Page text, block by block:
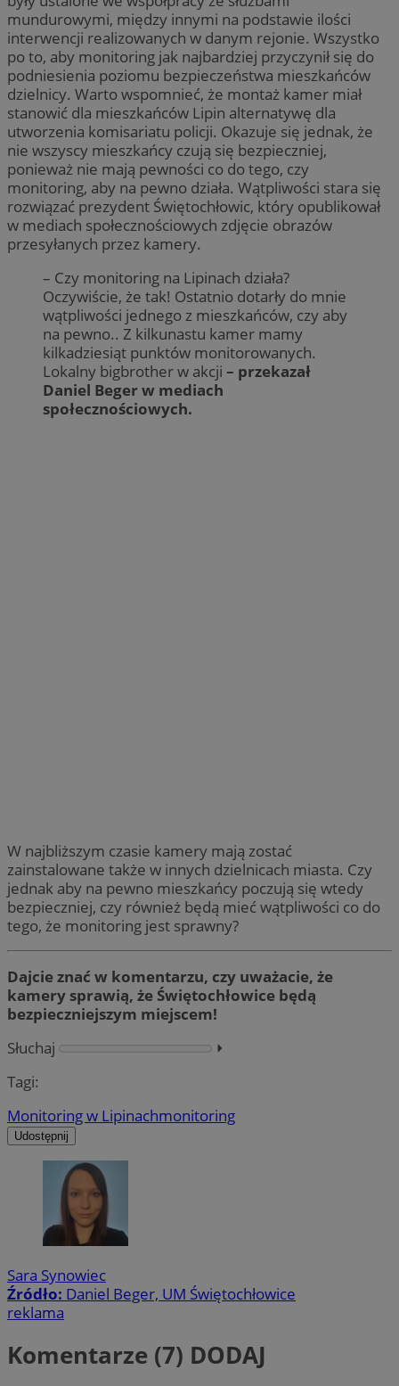
mundurowymi, między innymi na podstawie ilości
interwencji realizowanych w danym rejonie. Wszystko
po to, aby monitoring jak najbardziej przyczynił się do
podniesienia poziomu bezpieczeństwa mieszkańców
dzielnicy. Warto wspomnieć, że montaż kamer miał
stanowić dla mieszkańców Lipin alternatywę dla
utworzenia komisariatu policji. Okazuje się jednak, że
nie wszyscy mieszkańcy czują się bezpieczniej,
ponieważ nie mają pewności co do tego, czy
monitoring, aby na pewno działa. Wątpliwości stara się
rozwiązać prezydent Świętochłowic, który opublikował
w mediach społecznościowych zdjęcie obrazów
przesyłanych przez kamery.
– Czy monitoring na Lipinach działa?
Oczywiście, że tak! Ostatnio dotarły do mnie
wątpliwości jednego z mieszkańców, czy aby
na pewno.. Z kilkunastu kamer mamy
kilkadziesiąt punktów monitorowanych.
Lokalny bigbrother w akcji – przekazał
Daniel Beger w mediach
społecznościowych.
W najbliższym czasie kamery mają zostać
zainstalowane także w innych dzielnicach miasta. Czy
jednak aby na pewno mieszkańcy poczują się wtedy
bezpieczniej, czy również będą mieć wątpliwości co do
tego, że monitoring jest sprawny?
Dajcie znać w komentarzu, czy uważacie, że
kamery sprawią, że Świętochłowice będą
bezpieczniejszym miejscem!
Słuchaj
⏵︎
Tagi:
Monitoring w Lipinachmonitoring
Udostępnij
Sara Synowiec
Źródło: Daniel Beger, UM Świętochłowice
reklama
Komentarze (7) DODAJ